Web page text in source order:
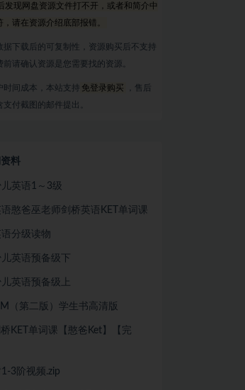
发现网盘资源文件打不开，或者和简介中
，请在资源介绍底部报错。
据下载后的可复制性，资源购买后不支持
前请确认资源是您需要找的资源。
时间成本，本站支持 免登录购买
，售后
支付截图的邮件提出。
料
英语1～3级
憨爸巫老师剑桥英语KET单词课
分级读物
英语预备级下
英语预备级上
（第二版）学生书高清版
KET单词课【憨爸Ket】【完
3阶视频.zip